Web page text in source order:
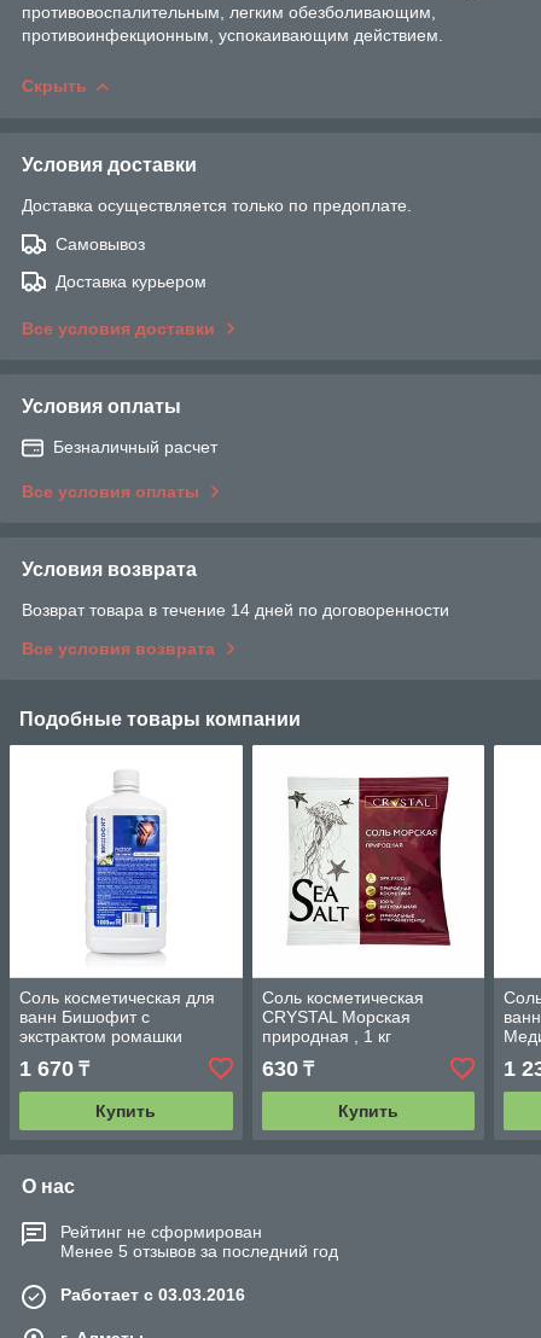
противовоспалительным, легким обезболивающим,
противоинфекционным, успокаивающим действием.
Скрыть
Условия доставки
Доставка осуществляется только по предоплате.
Самовывоз
Доставка курьером
Все условия доставки
Условия оплаты
Безналичный расчет
Все условия оплаты
Условия возврата
Возврат товара в течение 14 дней по договоренности
Все условия возврата
Подобные товары компании
Соль косметическая для
ванн Бишофит с
экстрактом ромашки
раствор, 1000 мл
Медикалфорт Трейд.
Беларусь.
1 670 ₸
Купить
Соль косметическая
CRYSTAL Морская
природная , 1 кг
Медикалфорт Трейд.
Беларусь.
630₸
Купить
1
О нас
Рейтинг не сформирован
Менее 5 отзывов за последний год
Работает с 03.03.2016